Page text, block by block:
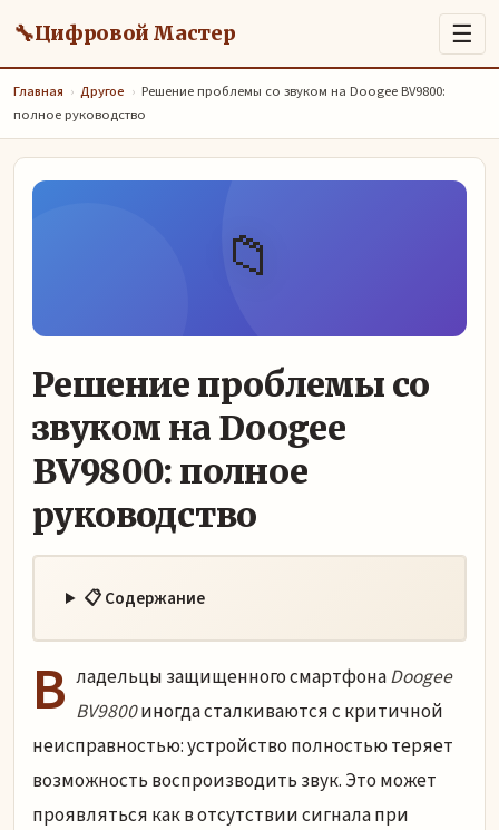
🔧Цифровой Мастер ☰
Главная › Другое › Решение проблемы со звуком на Doogee BV9800:
полное руководство
📁
Решение проблемы со
звуком на Doogee
BV9800: полное
руководство
📋 Содержание
В ладельцы защищенного смартфонаDoogee
BV9800иногда сталкиваются с критичной
неисправностью: устройство полностью теряет
возможность воспроизводить звук. Это может
проявляться как в отсутствии сигнала при